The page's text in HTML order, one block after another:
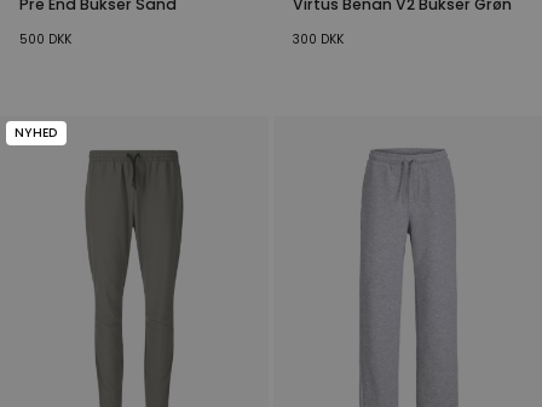
500 DKK 300 DKK
NYHED